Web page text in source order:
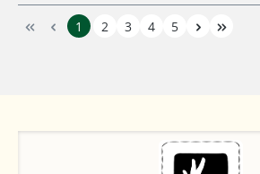
1 2 3 4 5